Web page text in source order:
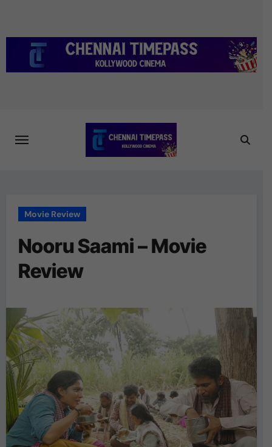
content
Movie Review
Nooru Saami – Movie
Review